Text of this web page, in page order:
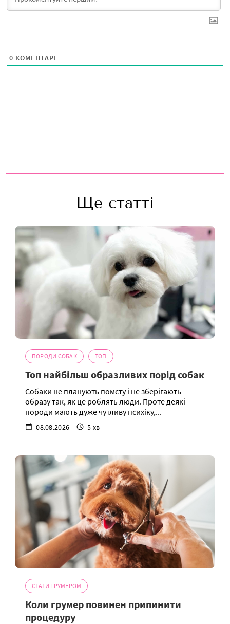
0 КОМЕНТАРІ
Ще статті
ПОРОДИ СОБАК ТОП
Топ найбільш образливих порід собак
Собаки не планують помсту і не зберігають
образу так, як це роблять люди. Проте деякі
породи мають дуже чутливу психіку,...
08.08.2026 5 хв
СТАТИ ГРУМЕРОМ
Коли грумер повинен припинити
процедуру